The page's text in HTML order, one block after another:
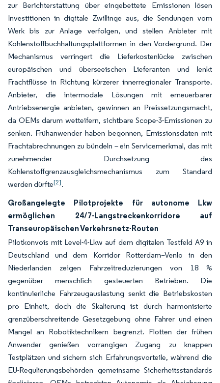
zur Berichterstattung über eingebettete Emissionen lösen
Investitionen in digitale Zwillinge aus, die Sendungen vom
Werk bis zur Anlage verfolgen, und stellen Anbieter mit
Kohlenstoffbuchhaltungsplattformen in den Vordergrund. Der
Mechanismus verringert die Lieferkostenlücke zwischen
europäischen und überseeischen Lieferanten und lenkt
Frachtflüsse in Richtung kürzerer innerregionaler Transporte.
Anbieter, die intermodale Lösungen mit erneuerbarer
Antriebsenergie anbieten, gewinnen an Preissetzungsmacht,
da OEMs darum wetteifern, sichtbare Scope-3-Emissionen zu
senken. Frühanwender haben begonnen, Emissionsdaten mit
Frachtabrechnungen zu bündeln – ein Servicemerkmal, das mit
zunehmender Durchsetzung des
Kohlenstoffgrenzausgleichsmechanismus zum Standard
werden dürfte[2].
Großangelegte Pilotprojekte für autonome Lkw
ermöglichen 24/7-Langstreckenkorridore auf
Transeuropäischen Verkehrsnetz-Routen
Pilotkonvois mit Level-4-Lkw auf dem digitalen Testfeld A9 in
Deutschland und dem Korridor Rotterdam–Venlo in den
Niederlanden zeigen Fahrzeitreduzierungen von 18 %
gegenüber menschlich gesteuerten Betrieben. Die
kontinuierliche Fahrzeugauslastung senkt die Betriebskosten
pro Einheit, doch die Skalierung ist durch harmonisierte
grenzüberschreitende Gesetzgebung ohne Fahrer und einen
Mangel an Robotiktechnikern begrenzt. Flotten der frühen
Anwender genießen vorrangigen Zugang zu knappen
Testplätzen und sichern sich Erfahrungsvorteile, während die
EU-Regulierungsbehörden gemeinsame Sicherheitsstandards